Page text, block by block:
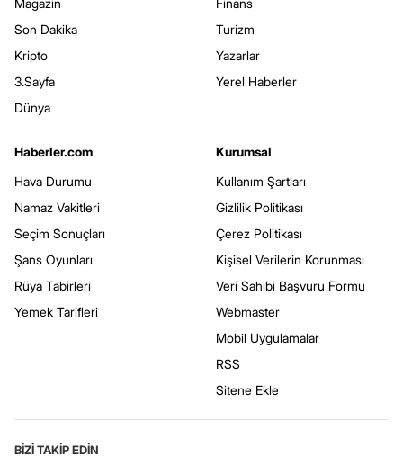
Magazin
Son Dakika
Kripto
3.Sayfa
Dünya
Finans
Turizm
Yazarlar
Yerel Haberler
Haberler.com
Hava Durumu
Namaz Vakitleri
Seçim Sonuçları
Şans Oyunları
Rüya Tabirleri
Yemek Tarifleri
Kurumsal
Kullanım Şartları
Gizlilik Politikası
Çerez Politikası
Kişisel Verilerin Korunması
Veri Sahibi Başvuru Formu
Webmaster
Mobil Uygulamalar
RSS
Sitene Ekle
BİZİ TAKİP EDİN